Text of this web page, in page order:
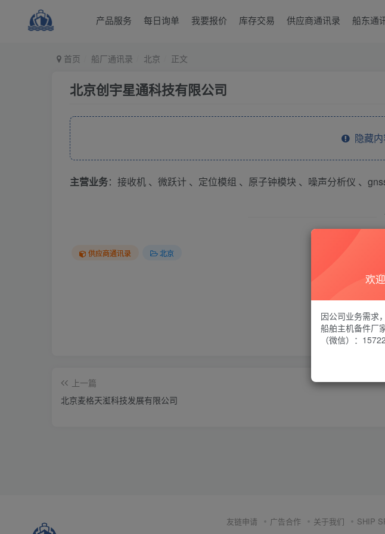
产品服务 每日询单 我要报价 库存交易 供应商通讯录 船东通
首页 船厂通讯录 北京 正文
北京创宇星通科技有限公司
隐藏
主营业务：接收机 、微跃计 、定位模组 、原子钟模块 、噪声分析仪 、
供应商通讯录 北京
喜
点赞5
上一篇
北京麦格天渱科技发展有限公司
友链申请 广告合作 关于我们 SHIP
欢
因公司业务需求
船舶主机备件厂
（微信）：